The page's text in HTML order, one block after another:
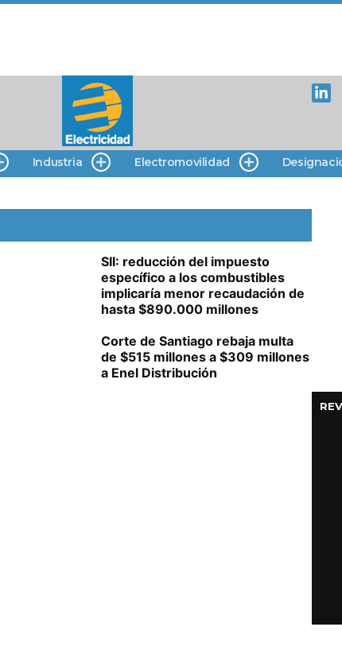
Industria Electromovilidad
SII: reducción del impuesto
específico a los combustibles
implicaría menor recaudación de
hasta $890.000 millones
Corte de Santiago rebaja multa
de $515 millones a $309 millones
a Enel Distribución